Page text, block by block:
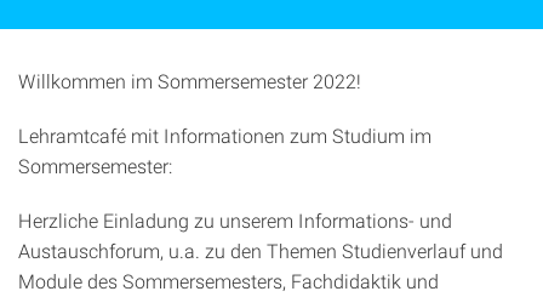
Willkommen im Sommersemester 2022!
Lehramtcafé mit Informationen zum Studium im
Sommersemester:
Herzliche Einladung zu unserem Informations- und
Austauschforum, u.a. zu den Themen Studienverlauf und
Module des Sommersemesters, Fachdidaktik und